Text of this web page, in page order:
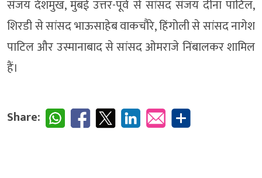
संजय देशमुख, मुंबई उत्तर-पूर्व से सांसद संजय दीना पाटिल,
शिरडी से सांसद भाऊसाहेब वाकचौरे, हिंगोली से सांसद नागेश
पाटिल और उस्मानाबाद से सांसद ओमराजे निंबालकर शामिल
हैं।
Share: